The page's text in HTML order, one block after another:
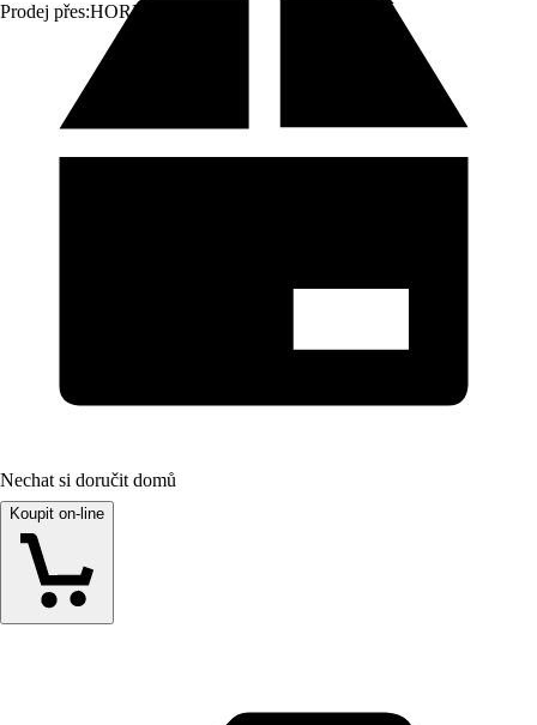
Prodej přes:HORNBACH
Nechat si doručit domů
Koupit on-line